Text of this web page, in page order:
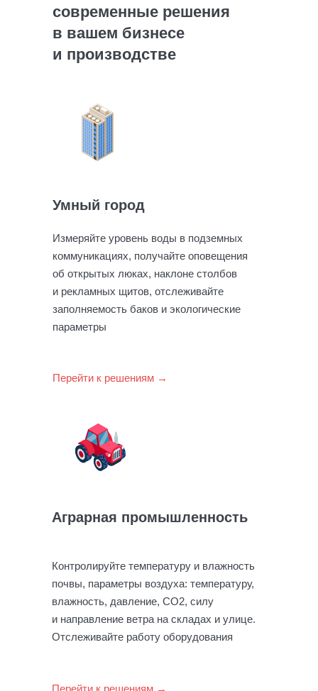
современные решения
в вашем бизнесе
и производстве
Измеряйте уровень воды в подземных
коммуникациях, получайте оповещения
об открытых люках, наклоне столбов
и рекламных щитов, отслеживайте
заполняемость баков и экологические
параметры
Умный город
Контролируйте температуру и влажность
почвы, параметры воздуха: температуру,
влажность, давление, СО2, силу
и направление ветра на складах и улице.
Отслеживайте работу оборудования
Аграрная промышленность
Перейти к решениям →
Перейти к решениям →